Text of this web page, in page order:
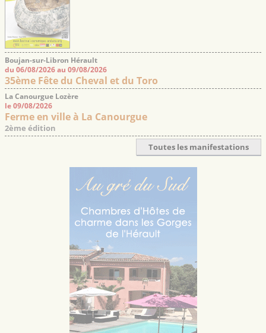
Boujan-sur-Libron Hérault
du 06/08/2026 au 09/08/2026
35ème Fête du Cheval et du Toro
La Canourgue Lozère
le 09/08/2026
Ferme en ville à La Canourgue
2ème édition
Toutes les manifestations